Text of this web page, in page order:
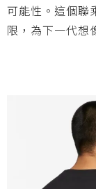
可能性。這個聯
限，為下一代想